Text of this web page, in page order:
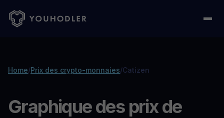
Home/Prix des crypto-monnaies/Catizen
Graphique des prix de